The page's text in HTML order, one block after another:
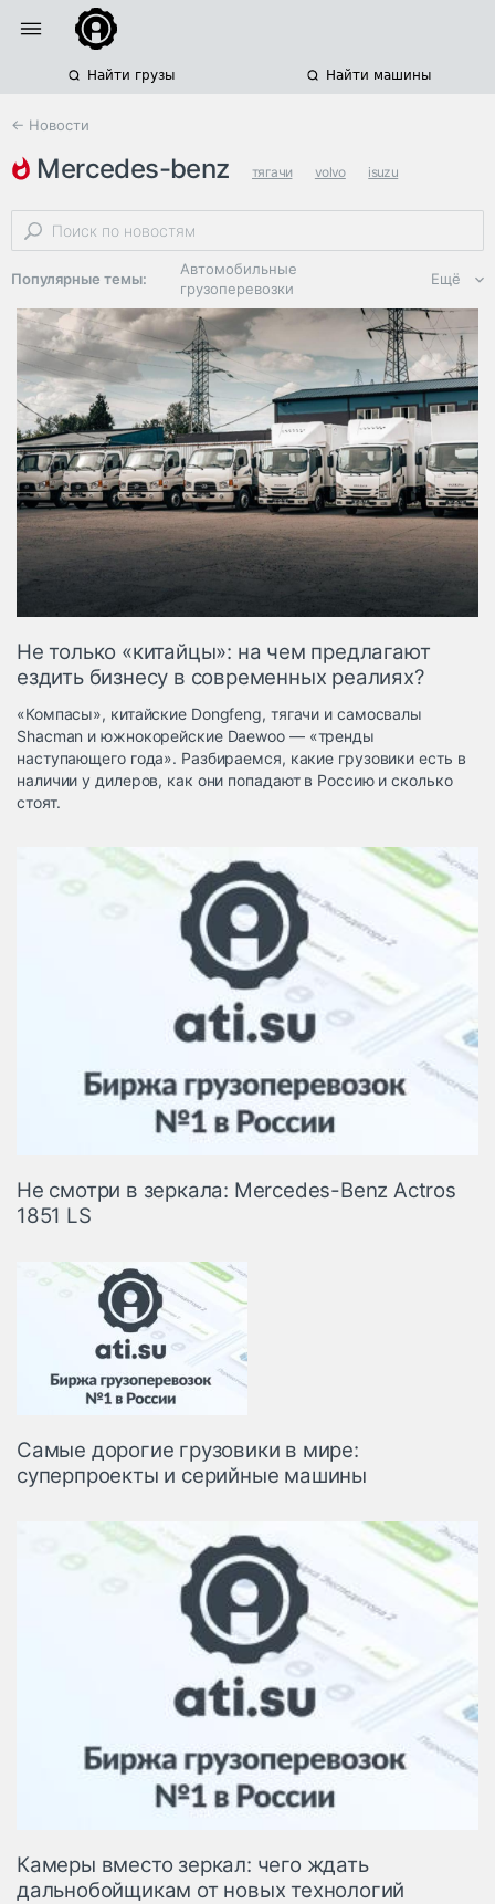
Найти грузы Найти машины
← Новости
mercedes-benz тягачи volvo isuzu
Популярные темы:
Автомобильные
грузоперевозки
Региональная
логистика
ЭДО, ИТ в
логистике
Дороги,
инфраструктура
Логистика, грузы
Негабаритные и
опасные грузы
страхование
Таможня и ВЭД
грузовые
терминалы
Коммерческий
транспорт
Автосервис,
запчасти, шины
Топливо, масла и
автохимия
Ещё
Не только «китайцы»: на чем предлагают
ездить бизнесу в современных реалиях?
«Компасы», китайские Dongfeng, тягачи и самосвалы
Shacman и южнокорейские Daewoo — «тренды
наступающего года». Разбираемся, какие грузовики есть в
наличии у дилеров, как они попадают в Россию и сколько
стоят.
Не смотри в зеркала: Mercedes-Benz Actros
1851 LS
Самые дорогие грузовики в мире:
суперпроекты и серийные машины
Камеры вместо зеркал: чего ждать
дальнобойщикам от новых технологий